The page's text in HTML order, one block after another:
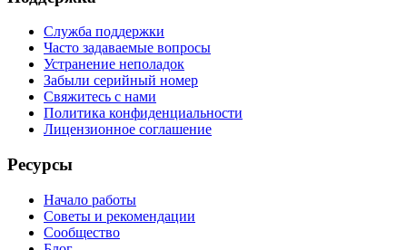
Служба поддержки
Часто задаваемые вопросы
Устранение неполадок
Забыли серийный номер
Свяжитесь с нами
Политика конфиденциальности
Лицензионное соглашение
Ресурсы
Начало работы
Советы и рекомендации
Сообщество